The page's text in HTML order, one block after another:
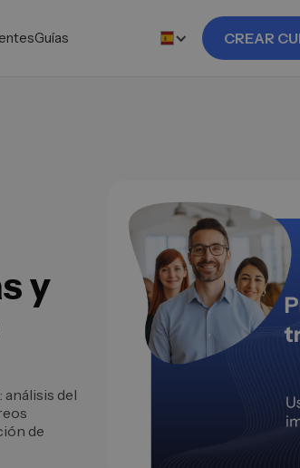
Guías CREAR
y
del
de